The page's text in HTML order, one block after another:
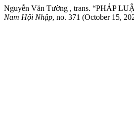
Nguyễn Văn Tường , trans. “PHÁP
Nam Hội Nhập, no. 371 (October 15,